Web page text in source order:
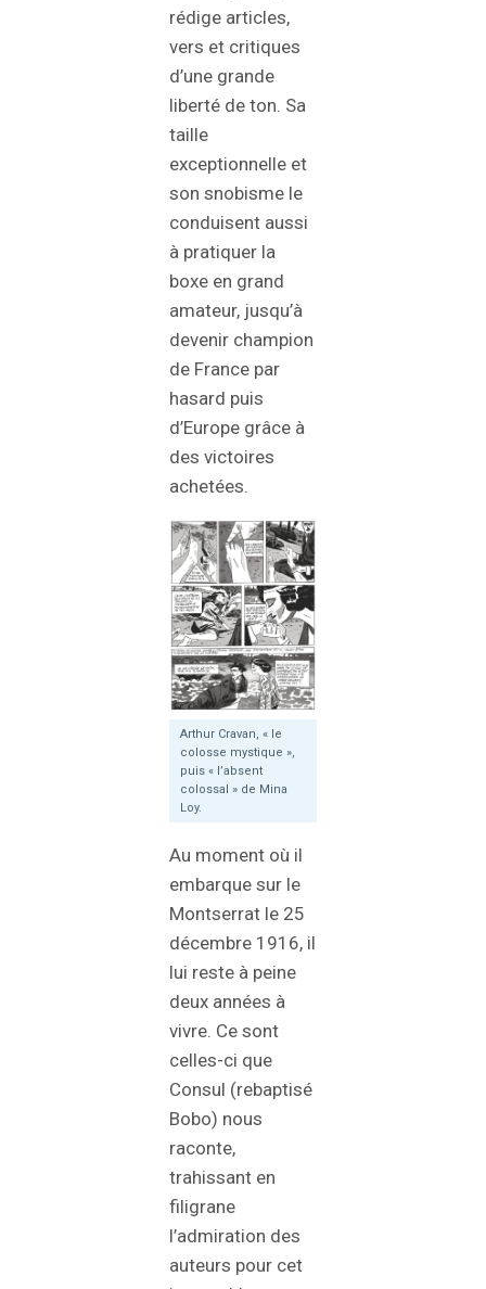
rédige articles,
vers et critiques
d’une grande
liberté de ton. Sa
taille
exceptionnelle et
son snobisme le
conduisent aussi
à pratiquer la
boxe en grand
amateur, jusqu’à
devenir champion
de France par
hasard puis
d’Europe grâce à
des victoires
achetées.
Arthur Cravan, « le
colosse mystique »,
puis « l’absent
colossal » de Mina
Loy.
Au moment où il
embarque sur le
Montserrat le 25
décembre 1916, il
lui reste à peine
deux années à
vivre. Ce sont
celles-ci que
Consul (rebaptisé
Bobo) nous
raconte,
trahissant en
filigrane
l’admiration des
auteurs pour cet